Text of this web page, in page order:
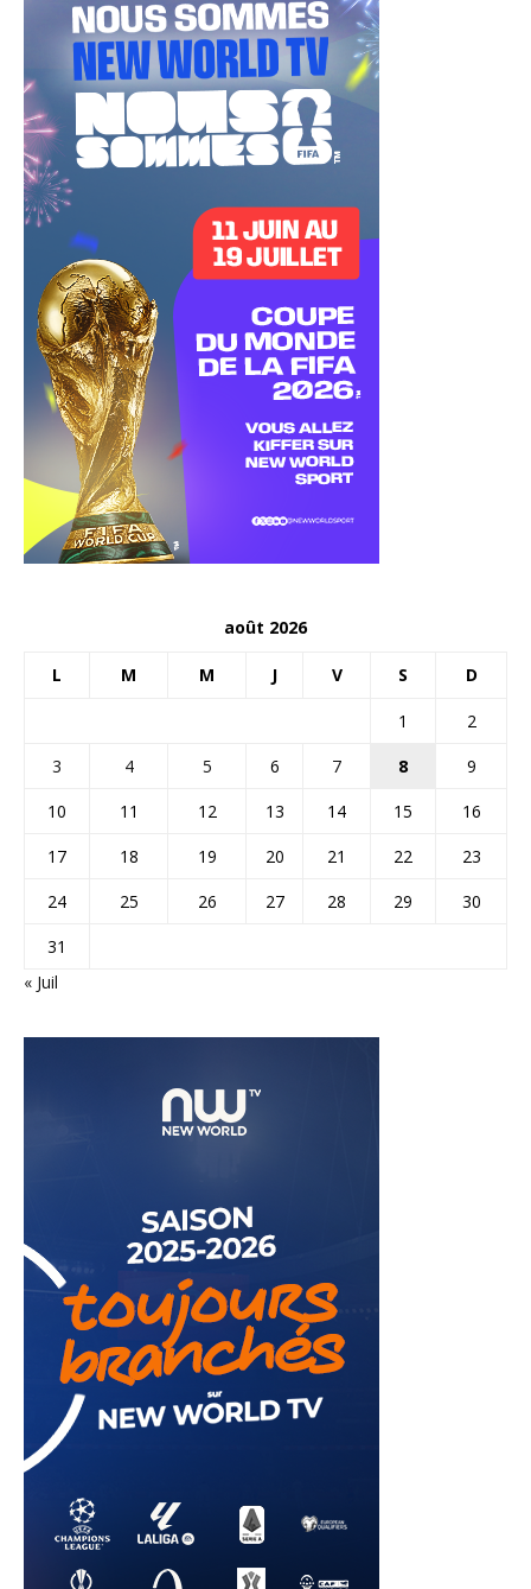
août 2026
L M M J V S D
1
2
3
4 5 6 7 8
9
10
11 12 13 14 15
16
17
18 19 20 21 22
23
24
25 26 27 28 29
30
31
« Juil